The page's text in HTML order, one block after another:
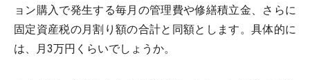
ョン購入で発生する毎月の管理費や修繕積立金、さらに
固定資産税の月割り額の合計と同額とします。具体的に
は、月3万円くらいでしょうか。